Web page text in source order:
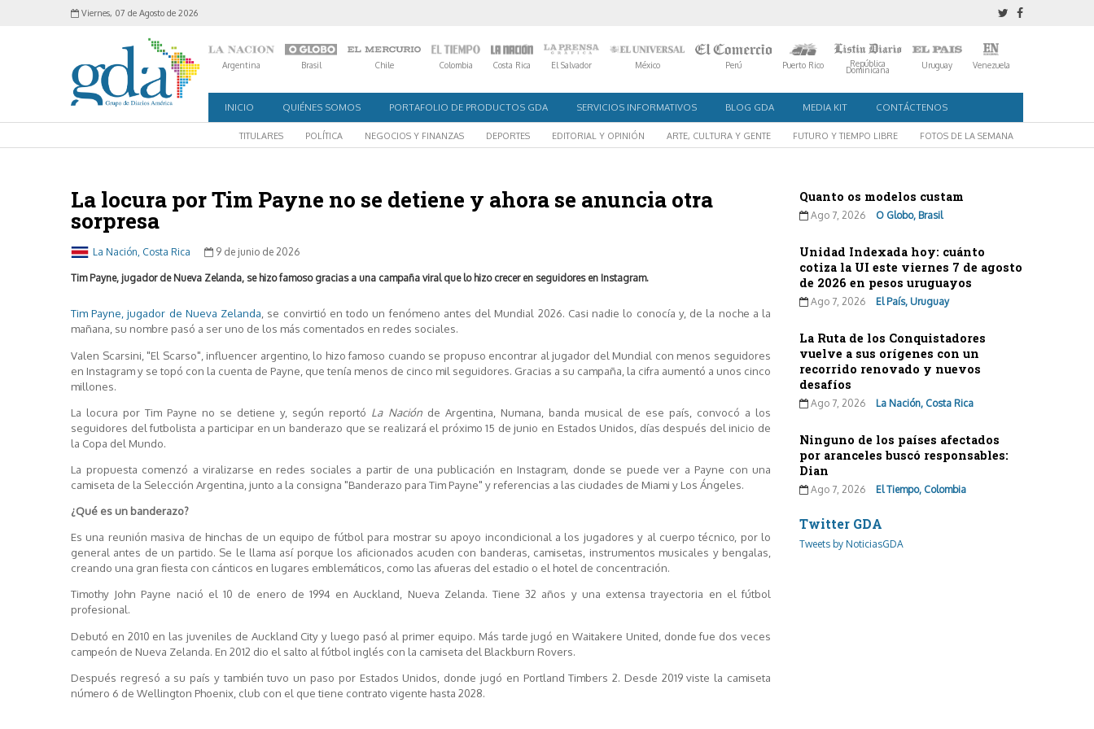
Viernes, 07 de Agosto de 2026
Argentina Brasil Chile Colombia Costa Rica El Salvador México Perú Puerto Rico República
Dominicana Uruguay Venezuela
INICIO QUIÉNES SOMOS PORTAFOLIO DE PRODUCTOS GDA SERVICIOS INFORMATIVOS BLOG GDA MEDIA KIT CONTÁCTENOS
TITULARES POLÍTICA NEGOCIOS Y FINANZAS DEPORTES EDITORIAL Y OPINIÓN ARTE, CULTURA Y GENTE FUTURO Y TIEMPO LIBRE FOTOS DE LA SEMANA
La locura por Tim Payne no se detiene y ahora se anuncia otra
sorpresa
La Nación, Costa Rica 9 de junio de 2026
Tim Payne, jugador de Nueva Zelanda, se hizo famoso gracias a una campaña viral que lo hizo crecer en seguidores en Instagram.
Tim Payne, jugador de Nueva Zelanda , se convirtió en todo un fenómeno antes del Mundial 2026. Casi nadie lo conocía y, de la noche a la
mañana, su nombre pasó a ser uno de los más comentados en redes sociales.
Valen Scarsini, "El Scarso", influencer argentino, lo hizo famoso cuando se propuso encontrar al jugador del Mundial con menos seguidores
en Instagram y se topó con la cuenta de Payne, que tenía menos de cinco mil seguidores. Gracias a su campaña, la cifra aumentó a unos cinco
millones.
La locura por Tim Payne no se detiene y, según reportó La Naciónde Argentina, Numana, banda musical de ese país, convocó a los
seguidores del futbolista a participar en un banderazo que se realizará el próximo 15 de junio en Estados Unidos, días después del inicio de
la Copa del Mundo.
La propuesta comenzó a viralizarse en redes sociales a partir de una publicación en Instagram, donde se puede ver a Payne con una
camiseta de la Selección Argentina, junto a la consigna "Banderazo para Tim Payne" y referencias a las ciudades de Miami y Los Ángeles.
¿Qué es un banderazo?
Es una reunión masiva de hinchas de un equipo de fútbol para mostrar su apoyo incondicional a los jugadores y al cuerpo técnico, por lo
general antes de un partido. Se le llama así porque los aficionados acuden con banderas, camisetas, instrumentos musicales y bengalas,
creando una gran fiesta con cánticos en lugares emblemáticos, como las afueras del estadio o el hotel de concentración.
Timothy John Payne nació el 10 de enero de 1994 en Auckland, Nueva Zelanda. Tiene 32 años y una extensa trayectoria en el fútbol
profesional.
Debutó en 2010 en las juveniles de Auckland City y luego pasó al primer equipo. Más tarde jugó en Waitakere United, donde fue dos veces
campeón de Nueva Zelanda. En 2012 dio el salto al fútbol inglés con la camiseta del Blackburn Rovers.
Después regresó a su país y también tuvo un paso por Estados Unidos, donde jugó en Portland Timbers 2. Desde 2019 viste la camiseta
número 6 de Wellington Phoenix, club con el que tiene contrato vigente hasta 2028.
Quanto os modelos custam
Ago 7, 2026 O Globo, Brasil
Unidad Indexada hoy: cuánto
cotiza la UI este viernes 7 de agosto
de 2026 en pesos uruguayos
Ago 7, 2026 El País, Uruguay
La Ruta de los Conquistadores
vuelve a sus orígenes con un
recorrido renovado y nuevos
desafíos
Ago 7, 2026 La Nación, Costa Rica
Ninguno de los países afectados
por aranceles buscó responsables:
Dian
Ago 7, 2026 El Tiempo, Colombia
Twitter GDA
Tweets by NoticiasGDA